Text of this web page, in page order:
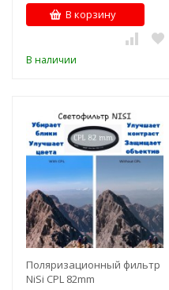
В корзину
В наличии
Поляризационный фильтр
NiSi CPL 82mm